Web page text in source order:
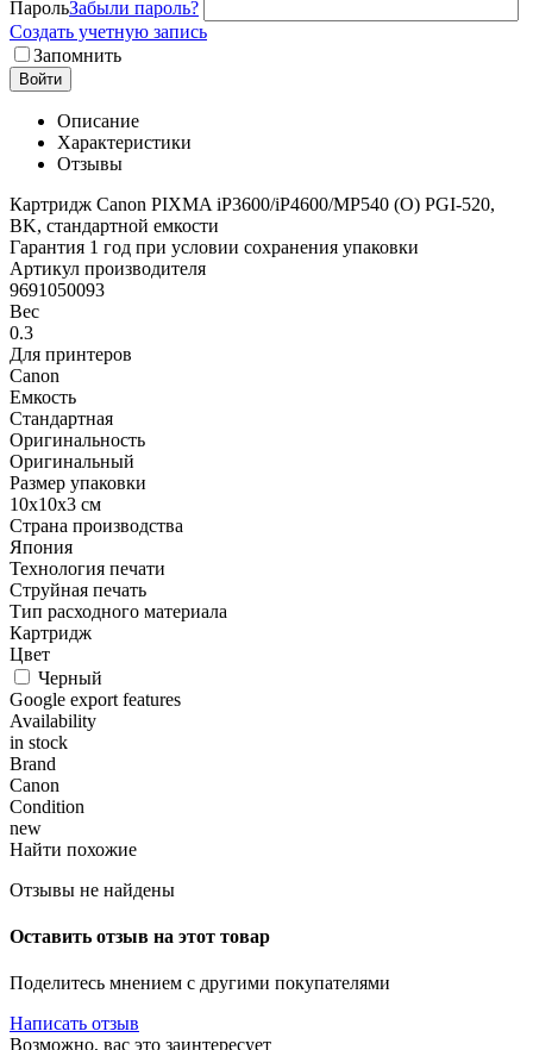
ПарольЗабыли пароль?
Создать учетную запись
Запомнить
Войти
Описание
Характеристики
Отзывы
Картридж Canon PIXMA iP3600/iP4600/MP540 (O) PGI-520,
BK, стандартной емкости
Гарантия 1 год при условии сохранения упаковки
Артикул производителя
9691050093
Вес
0.3
Для принтеров
Canon
Емкость
Стандартная
Оригинальность
Оригинальный
Размер упаковки
10x10x3 см
Страна производства
Япония
Технология печати
Струйная печать
Тип расходного материала
Картридж
Цвет
Черный
Google export features
Availability
in stock
Brand
Canon
Condition
new
Найти похожие
Отзывы не найдены
Оставить отзыв на этот товар
Поделитесь мнением с другими покупателями
Написать отзыв
Возможно, вас это заинтересует